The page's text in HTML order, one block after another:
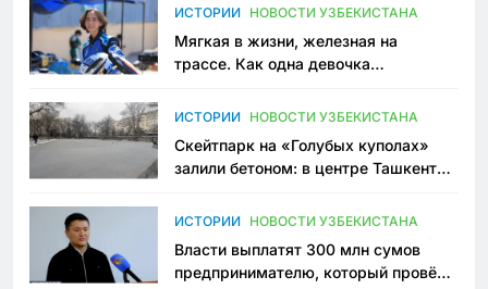
ИСТОРИИ НОВОСТИ УЗБЕКИСТАНА
Мягкая в жизни, железная на
трассе. Как одна девочка
Узбекистане
ИСТОРИИ НОВОСТИ УЗБЕКИСТАНА
Скейтпарк на «Голубых куполах»
залили бетоном: в центре Ташкента
пространство
ИСТОРИИ НОВОСТИ УЗБЕКИСТАНА
Власти выплатят 300 млн сумов
предпринимателю, который провёл